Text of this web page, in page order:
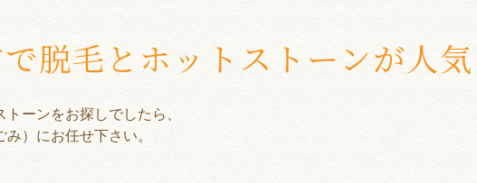
脱毛とホットストーンが人
ーンをお探しでしたら、
）にお任せ下さい。